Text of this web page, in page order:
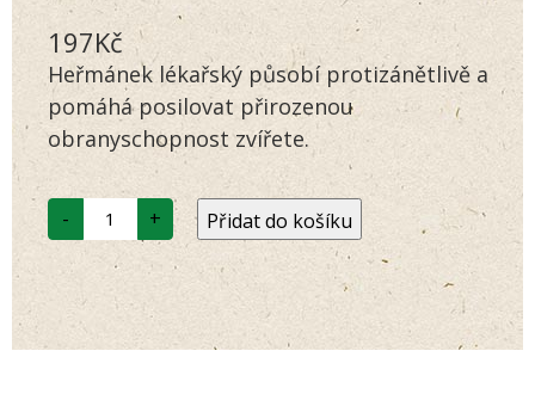
Hodnoceno
5.00z 5 na
základě
hodnocení
zákazníka
197Kč
Heřmánek lékařský působí protizánětlivě a
pomáhá posilovat přirozenou
obranyschopnost zvířete.
- LÁSKA
B21
HEŘMÁNEK
LÉKAŘSKÝ
+ Přidat do košíku